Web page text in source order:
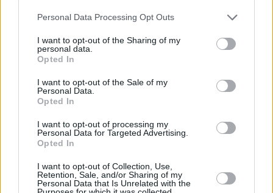
Please note that this website/app uses one or more Google
not limited to your visit or usage behaviour. You may click to
grant or deny consent to Google and its third-party tags to
use your data for below specified purposes in below Google
consent section.
Personal Data Processing Opt Outs
I want to opt-out of the Sharing of my
personal data.
Opted In
I want to opt-out of the Sale of my
Personal Data.
Opted In
I want to opt-out of processing my
Personal Data for Targeted Advertising.
Opted In
I want to opt-out of Collection, Use,
Retention, Sale, and/or Sharing of my
Personal Data that Is Unrelated with the
30.05.2023, 19:21 7